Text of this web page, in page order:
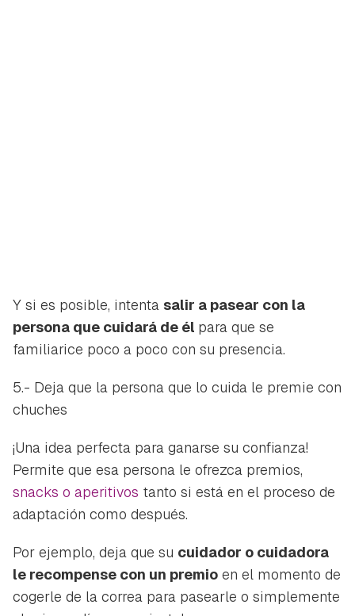
Y si es posible, intenta salir a pasear con la
persona que cuidará de él para que se
familiarice poco a poco con su presencia.
5.- Deja que la persona que lo cuida le premie con
chuches
¡Una idea perfecta para ganarse su confianza!
Permite que esa persona le ofrezca premios,
snacks o aperitivos tanto si está en el proceso de
adaptación como después.
Por ejemplo, deja que su cuidador o cuidadora
le recompense con un premio en el momento de
cogerle de la correa para pasearle o simplemente